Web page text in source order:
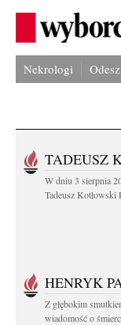
Nekrologi
TADEUSZ
W dniu 3 sierpnia
Tadeusz Kotłowski
HENRYK
Z głębokim
wiadomość o